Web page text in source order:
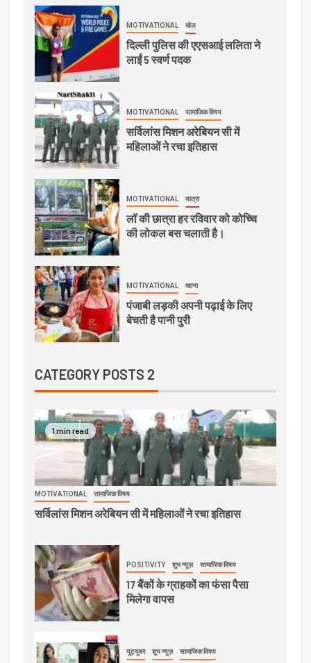
MOTIVATIONAL खेल
दिल्ली पुलिस की एएसआई ललिता ने
लाईं 5 स्वर्ण पदक
MOTIVATIONAL सामाजिक विषय
सर्विलांस मिशन अरेबियन सी में
महिलाओं ने रचा इतिहास
MOTIVATIONAL यात्रा
लॉ की छात्रा हर रविवार को कोच्चि
की लोकल बस चलाती है।
MOTIVATIONAL खाना
पंजाबी लड़की अपनी पढ़ाई के लिए
बेचती है पानी पुरी
CATEGORY POSTS 2
1 min read
MOTIVATIONAL सामाजिक विषय
सर्विलांस मिशन अरेबियन सी में महिलाओं ने रचा इतिहास
POSITIVITY शुभ न्यूज़ सामाजिक विषय
17 बैंकों के ग्राहकों का फंसा पैसा
मिलेगा वापस
यूट्यूबर शुभ न्यूज़ सामाजिक विषय